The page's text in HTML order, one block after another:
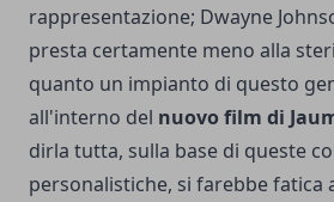
rappresentazione; Dwayne
presta certamente meno alla
quanto un impianto di questo
all'interno del nuovo film di
dirla tutta, sulla base di queste
personalistiche, si farebbe fatica